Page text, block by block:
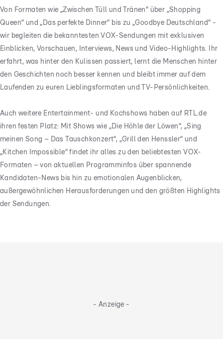
Von Formaten wie „Zwischen Tüll und Tränen“ über „Shopping
Queen“ und „Das perfekte Dinner“ bis zu „Goodbye Deutschland“ -
wir begleiten die bekanntesten VOX-Sendungen mit exklusiven
Einblicken, Vorschauen, Interviews, News und Video-Highlights. Ihr
erfahrt, was hinter den Kulissen passiert, lernt die Menschen hinter
den Geschichten noch besser kennen und bleibt immer auf dem
Laufenden zu euren Lieblingsformaten und TV-Persönlichkeiten.
Auch weitere Entertainment- und Kochshows haben auf RTL.de
ihren festen Platz: Mit Shows wie „Die Höhle der Löwen“, „Sing
meinen Song – Das Tauschkonzert“, „Grill den Henssler“ und
„Kitchen Impossible“ findet ihr alles zu den beliebtesten VOX-
Formaten – von aktuellen Programminfos über spannende
Kandidaten-News bis hin zu emotionalen Augenblicken,
außergewöhnlichen Herausforderungen und den größten Highlights
der Sendungen.
- Anzeige -